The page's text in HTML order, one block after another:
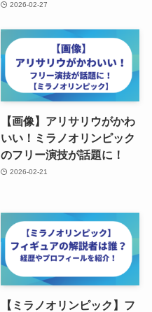
2026-02-27
【画像】アリサリウがかわ
いい！ミラノオリンピック
のフリー演技が話題に！
2026-02-21
【ミラノオリンピック】フ